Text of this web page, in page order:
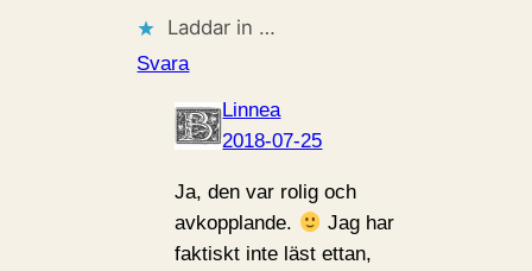
Laddar in …
Svara
Linnea
2018-07-25
Ja, den var rolig och
avkopplande.
Jag har
faktiskt inte läst ettan,